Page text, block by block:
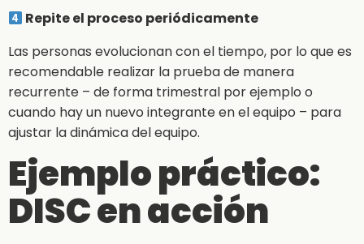
Repite el proceso periódicamente
Las personas evolucionan con el tiempo, por lo que es
recomendable realizar la prueba de manera
recurrente – de forma trimestral por ejemplo o
cuando hay un nuevo integrante en el equipo – para
ajustar la dinámica del equipo.
Ejemplo práctico:
DISC en acción